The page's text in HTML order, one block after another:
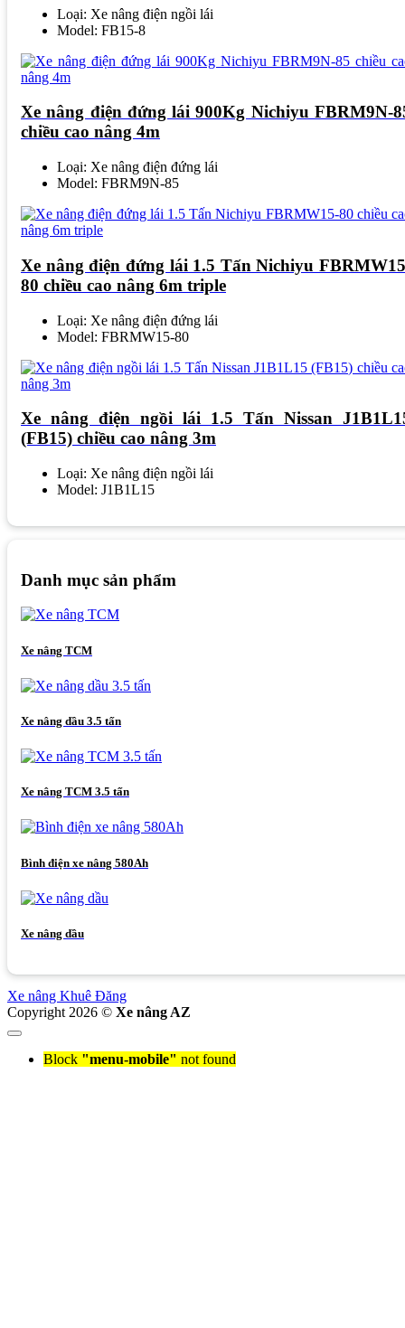
Loại: Xe nâng điện ngồi lái
Model: FB15-8
Xe nâng điện đứng lái 900Kg Nichiyu FBRM9N-
chiều cao nâng 4m
Loại: Xe nâng điện đứng lái
Model: FBRM9N-85
Xe nâng điện đứng lái 1.5 Tấn Nichiyu
80 chiều cao nâng 6m triple
Loại: Xe nâng điện đứng lái
Model: FBRMW15-80
Xe nâng điện ngồi lái 1.5 Tấn Nissan
(FB15) chiều cao nâng 3m
Loại: Xe nâng điện ngồi lái
Model: J1B1L15
Danh mục sản phẩm
Xe nâng TCM
Xe nâng dầu 3.5 tấn
Xe nâng TCM 3.5 tấn
Bình điện xe nâng 580Ah
Xe nâng dầu
Xe nâng Khuê Đăng
Copyright 2026 © Xe nâng AZ
Block "menu-mobile" not found